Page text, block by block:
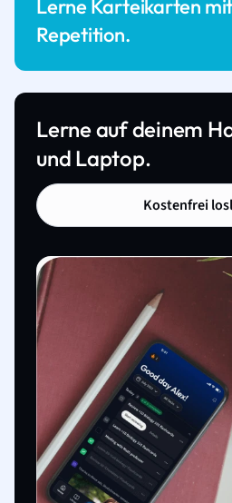
Lerne Karteikarten
Repetition.
Lerne auf deinem
und Laptop.
Kostenfrei